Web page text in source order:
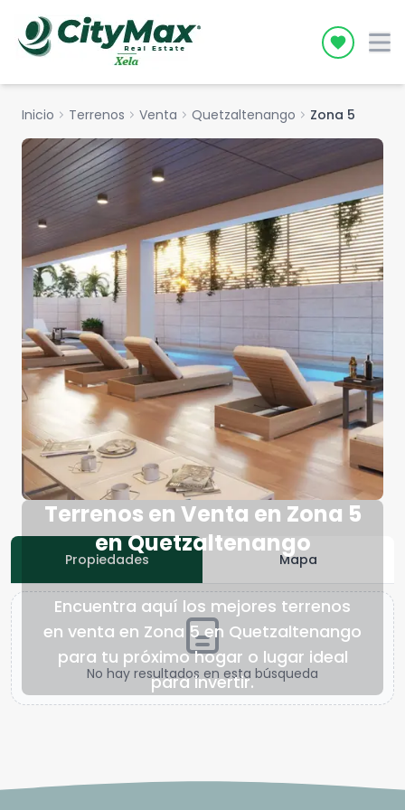
Icon
Inicio chevron_right Terrenos chevron_right Venta chevron_right Quetzaltenango chevron_right Zona 5
Terrenos en Venta en Zona 5
en Quetzaltenango
Encuentra aquí los mejores terrenos
en venta en Zona 5 en Quetzaltenango
para tu próximo hogar o lugar ideal
para invertir.
Propiedades Mapa
No hay resultados en esta búsqueda